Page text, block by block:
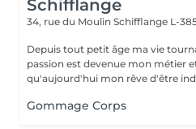
Schifflange
34, rue du Moulin Schifflange L-
Depuis tout petit âge ma vie
passion est devenue mon métier
qu'aujourd'hui mon rêve d'être
Gommage Corps